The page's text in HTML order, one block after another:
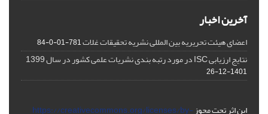
آخرین اخبار
اعضای هیئت تحریریه بین المللی نشریه تحقیقات غلات781-01-0-84
نتایج ارزیابی ISC در مورد رتبه بندی نشریات علمی کشور در سال 1399
1401-12-26
این اثر تحت مجوزhttps://creativecommons.org/licenses/by-